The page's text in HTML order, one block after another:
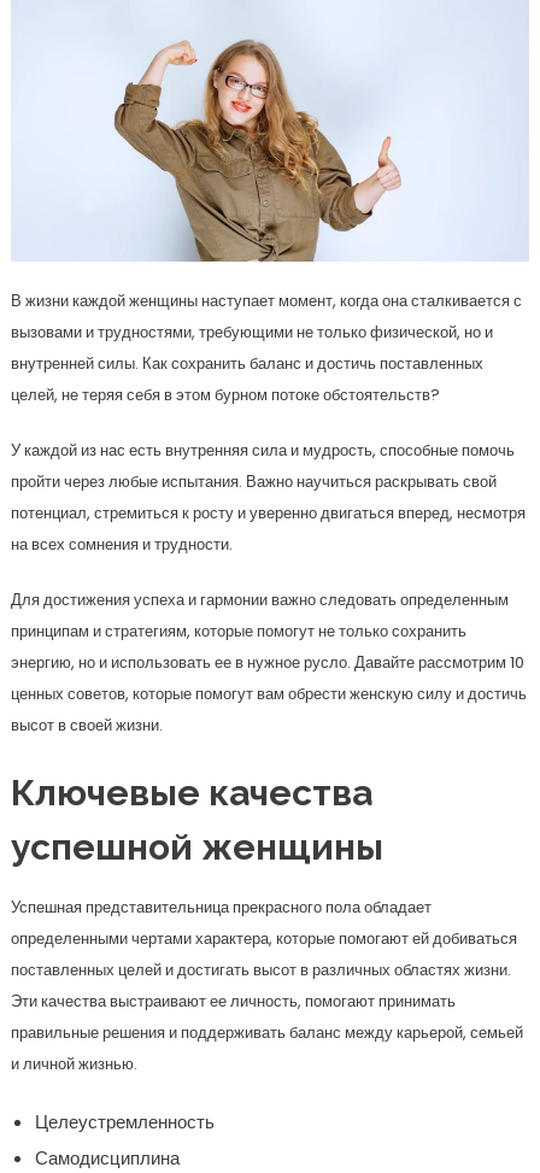
В жизни каждой женщины наступает момент, когда она сталкивается с
вызовами и трудностями, требующими не только физической, но и
внутренней силы. Как сохранить баланс и достичь поставленных
целей, не теряя себя в этом бурном потоке обстоятельств?
У каждой из нас есть внутренняя сила и мудрость, способные помочь
пройти через любые испытания. Важно научиться раскрывать свой
потенциал, стремиться к росту и уверенно двигаться вперед, несмотря
на всех сомнения и трудности.
Для достижения успеха и гармонии важно следовать определенным
принципам и стратегиям, которые помогут не только сохранить
энергию, но и использовать ее в нужное русло. Давайте рассмотрим 10
ценных советов, которые помогут вам обрести женскую силу и достичь
высот в своей жизни.
Ключевые качества
успешной женщины
Успешная представительница прекрасного пола обладает
определенными чертами характера, которые помогают ей добиваться
поставленных целей и достигать высот в различных областях жизни.
Эти качества выстраивают ее личность, помогают принимать
правильные решения и поддерживать баланс между карьерой, семьей
и личной жизнью.
Целеустремленность
Самодисциплина